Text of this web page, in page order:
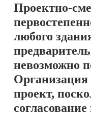
Проектно-
любого
невозможно
Организация
проект,